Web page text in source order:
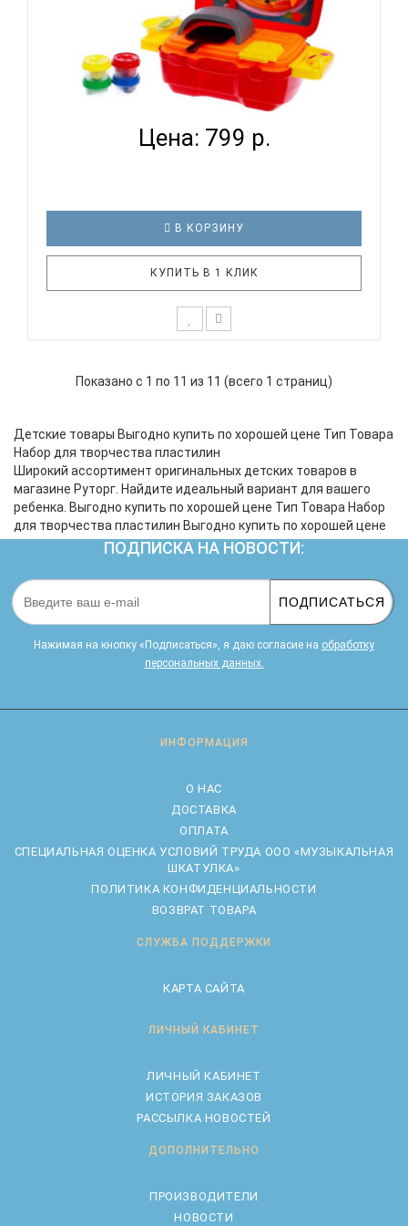
НАБОР ДЛЯ ТВОРЧЕСТВА ПЛАСТИЛИН ЭВРИКИ
'ПИЦЦЕРИ...
Цена: 799 р.
В КОРЗИНУ
КУПИТЬ В 1 КЛИК
развития ребёнка, а ещё это невероятно
кулинар легко «приготовит» разное мороженое и
другие кондитерские изделия. Пусть фан..
Показано с 1 по 11 из 11 (всего 1 страниц)
Детские товары Выгодно купить по хорошей цене Тип Товара
Набор для творчества пластилин
Широкий ассортимент оригинальных детских товаров в
магазине Руторг. Найдите идеальный вариант для вашего
ребенка. Выгодно купить по хорошей цене Тип Товара Набор
для творчества пластилин Выгодно купить по хорошей цене
ПОДПИСКА НА НОВОСТИ:
ПОДПИСАТЬСЯ
Нажимая на кнопку «Подписаться», я даю cогласие на обработку
персональных данных.
ИНФОРМАЦИЯ
О НАС
ДОСТАВКА
ОПЛАТА
CПЕЦИАЛЬНАЯ ОЦЕНКА УСЛОВИЙ ТРУДА ООО «МУЗЫКАЛЬНАЯ
ШКАТУЛКА»
ПОЛИТИКА КОНФИДЕНЦИАЛЬНОСТИ
ВОЗВРАТ ТОВАРА
СЛУЖБА ПОДДЕРЖКИ
КАРТА САЙТА
ЛИЧНЫЙ КАБИНЕТ
ЛИЧНЫЙ КАБИНЕТ
ИСТОРИЯ ЗАКАЗОВ
РАССЫЛКА НОВОСТЕЙ
ДОПОЛНИТЕЛЬНО
ПРОИЗВОДИТЕЛИ
НОВОСТИ